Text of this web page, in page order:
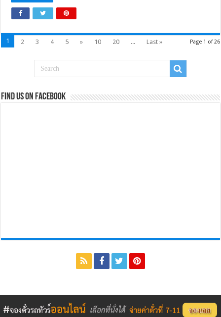
Page 1 of 26
1 2 3 4 5 » 10 20 ... Last »
Find us on Facebook